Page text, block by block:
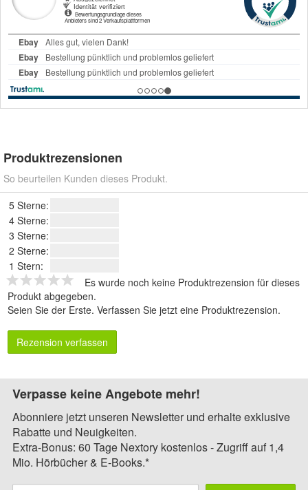
Produktrezensionen
So beurteilen Kunden dieses Produkt.
5 Sterne:
4 Sterne:
3 Sterne:
2 Sterne:
1 Stern:
Es wurde noch keine Produktrezension für dieses
Produkt abgegeben.
Seien Sie der Erste. Verfassen Sie jetzt eine Produktrezension.
Rezension verfassen
Verpasse keine Angebote mehr!
Abonniere jetzt unseren Newsletter und erhalte exklusive
Rabatte und Neuigkeiten.
Extra-Bonus: 60 Tage Nextory kostenlos - Zugriff auf 1,4
Mio. Hörbücher & E-Books.*